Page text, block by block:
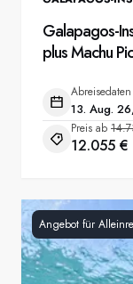
Galapagos-
plus Machu
Abreisedaten
13. Aug.
Preis ab
12.055 €
Angebot für